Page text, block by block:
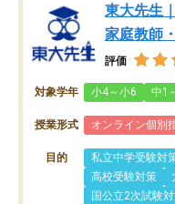
東大先生
家庭教師
評価
対象学年 小4～小6 中1
授業形式 オンライン個別
目的 私立中学受験対
高校受験対策
国公立2次試験